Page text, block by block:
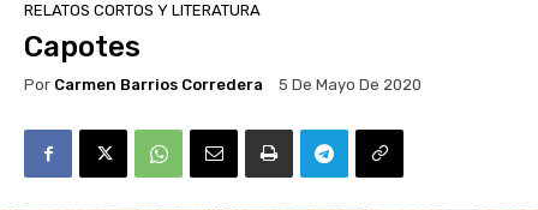
RELATOS CORTOS Y LITERATURA
Capotes
Por Carmen Barrios Corredera 5 De Mayo De 2020